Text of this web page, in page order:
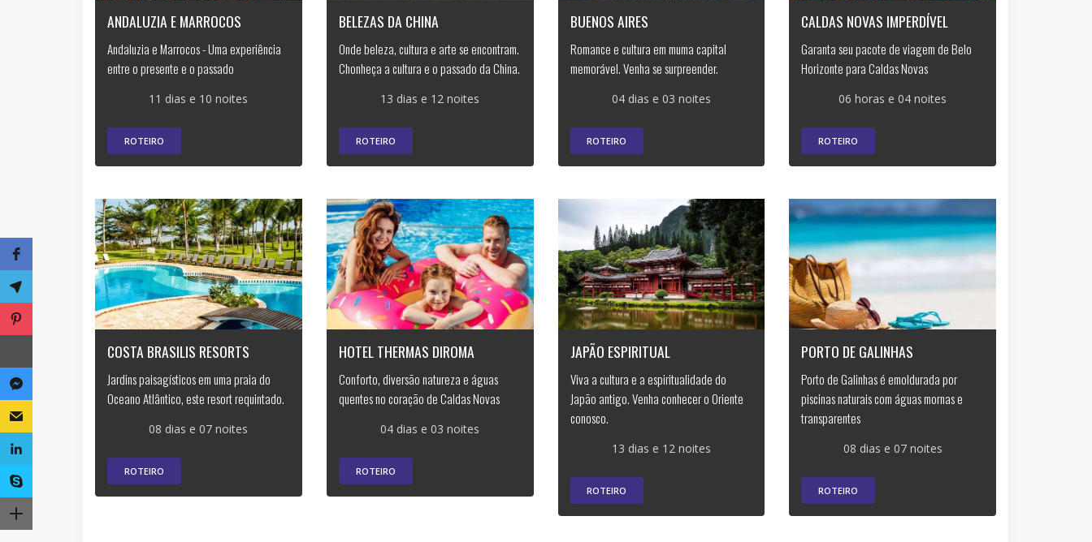
ANDALUZIA E MARROCOS
Andaluzia e Marrocos - Uma experiência
entre o presente e o passado
11 dias e 10 noites
ROTEIRO
BELEZAS DA CHINA
Onde beleza, cultura e arte se encontram.
Chonheça a cultura e o passado da China.
13 dias e 12 noites
ROTEIRO
BUENOS AIRES
Romance e cultura em muma capital
memorável. Venha se surpreender.
04 dias e 03 noites
ROTEIRO
CALDAS NOVAS IMPERDÍVEL
Garanta seu pacote de viagem de Belo
Horizonte para Caldas Novas
06 horas e 04 noites
ROTEIRO
COSTA BRASILIS RESORTS
Jardins paisagísticos em uma praia do
Oceano Atlântico, este resort requintado.
08 dias e 07 noites
ROTEIRO
HOTEL THERMAS DIROMA
Conforto, diversão natureza e águas
quentes no coração de Caldas Novas
04 dias e 03 noites
ROTEIRO
JAPÃO ESPIRITUAL
Viva a cultura e a espiritualidade do
Japão antigo. Venha conhecer o Oriente
conosco.
13 dias e 12 noites
ROTEIRO
PORTO DE GALINHAS
Porto de Galinhas é emoldurada por
piscinas naturais com águas mornas e
transparentes
08 dias e 07 noites
ROTEIRO